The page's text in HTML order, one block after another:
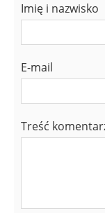
Imię i nazwisko
E-mail
Treść